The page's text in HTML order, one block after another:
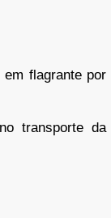
flagrante por
transporte da